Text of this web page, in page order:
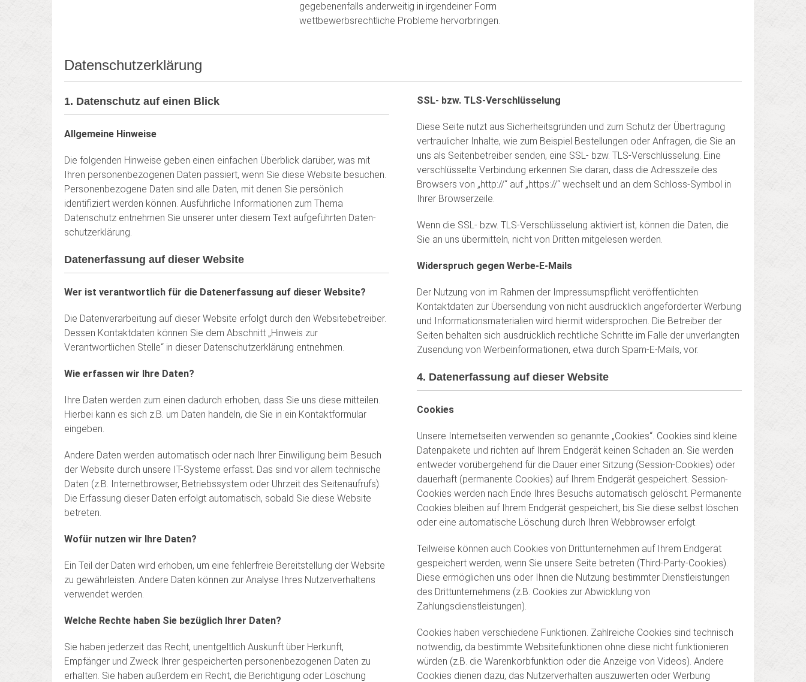
gegebenenfalls anderweitig in irgendeiner Form
wettbewerbsrechtliche Probleme hervorbringen.
Datenschutzerklärung
1. Datenschutz auf einen Blick
Allgemeine Hinweise
Die folgenden Hinweise geben einen einfachen Überblick darüber, was mit
Ihren personenbezogenen Daten passiert, wenn Sie diese Website besuchen.
Personen­bezogene Daten sind alle Daten, mit denen Sie persönlich
identifiziert werden können. Ausführliche Infor­mationen zum Thema
Datenschutz entnehmen Sie unserer unter diesem Text aufgeführten Daten­
schutz­erklärung.
Datenerfassung auf dieser Website
Wer ist verantwortlich für die Datenerfassung auf dieser Website?
Die Datenverarbeitung auf dieser Website erfolgt durch den Websitebetreiber.
Dessen Kontaktdaten können Sie dem Abschnitt „Hinweis zur
Verantwortlichen Stelle“ in dieser Datenschutzerklärung entnehmen.
Wie erfassen wir Ihre Daten?
Ihre Daten werden zum einen dadurch erhoben, dass Sie uns diese mitteilen.
Hierbei kann es sich z.B. um Daten handeln, die Sie in ein Kontaktformular
eingeben.
Andere Daten werden automatisch oder nach Ihrer Einwilligung beim Besuch
der Website durch unsere IT-Systeme erfasst. Das sind vor allem technische
Daten (z.B. Internetbrowser, Betriebssystem oder Uhrzeit des Seitenaufrufs).
Die Erfassung dieser Daten erfolgt automatisch, sobald Sie diese Website
betreten.
Wofür nutzen wir Ihre Daten?
Ein Teil der Daten wird erhoben, um eine fehlerfreie Bereitstellung der Website
zu gewährleisten. Andere Daten können zur Analyse Ihres Nutzerverhaltens
verwendet werden.
Welche Rechte haben Sie bezüglich Ihrer Daten?
Sie haben jederzeit das Recht, unentgeltlich Auskunft über Herkunft,
Empfänger und Zweck Ihrer gespeicherten personenbezogenen Daten zu
erhalten. Sie haben außerdem ein Recht, die Berichtigung oder Löschung
SSL- bzw. TLS-Verschlüsselung
Diese Seite nutzt aus Sicherheitsgründen und zum Schutz der Übertragung
vertraulicher Inhalte, wie zum Beispiel Bestellungen oder Anfragen, die Sie an
uns als Seitenbetreiber senden, eine SSL- bzw. TLS-Verschlüsselung. Eine
verschlüsselte Verbindung erkennen Sie daran, dass die Adresszeile des
Browsers von „http://“ auf „https://“ wechselt und an dem Schloss-Symbol in
Ihrer Browserzeile.
Wenn die SSL- bzw. TLS-Verschlüsselung aktiviert ist, können die Daten, die
Sie an uns übermitteln, nicht von Dritten mitgelesen werden.
Widerspruch gegen Werbe-E-Mails
Der Nutzung von im Rahmen der Impressumspflicht veröffentlichten
Kontaktdaten zur Übersendung von nicht ausdrücklich angeforderter Werbung
und Informationsmaterialien wird hiermit widersprochen. Die Betreiber der
Seiten behalten sich ausdrücklich rechtliche Schritte im Falle der unverlangten
Zusendung von Werbeinformationen, etwa durch Spam-E-Mails, vor.
4. Datenerfassung auf dieser Website
Cookies
Unsere Internetseiten verwenden so genannte „Cookies“. Cookies sind kleine
Datenpakete und richten auf Ihrem Endgerät keinen Schaden an. Sie werden
entweder vorübergehend für die Dauer einer Sitzung (Session-Cookies) oder
dauerhaft (permanente Cookies) auf Ihrem Endgerät gespeichert. Session-
Cookies werden nach Ende Ihres Besuchs automatisch gelöscht. Permanente
Cookies bleiben auf Ihrem Endgerät gespeichert, bis Sie diese selbst löschen
oder eine automatische Löschung durch Ihren Webbrowser erfolgt.
Teilweise können auch Cookies von Drittunternehmen auf Ihrem Endgerät
gespeichert werden, wenn Sie unsere Seite betreten (Third-Party-Cookies).
Diese ermöglichen uns oder Ihnen die Nutzung bestimmter Dienstleistungen
des Drittunternehmens (z.B. Cookies zur Abwicklung von
Zahlungsdienstleistungen).
Cookies haben verschiedene Funktionen. Zahlreiche Cookies sind technisch
notwendig, da bestimmte Websitefunktionen ohne diese nicht funktionieren
würden (z.B. die Waren­korb­funktion oder die Anzeige von Videos). Andere
Cookies dienen dazu, das Nutzerverhalten auszuwerten oder Werbung